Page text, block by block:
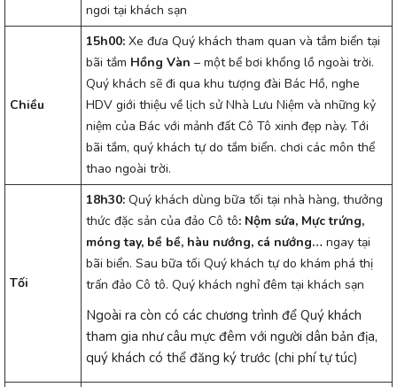
ngơi tại khách sạn
Chiều
15h00: Xe đưa Quý khách tham quan và tắm biển tại
bãi tắm Hồng Vàn – một bể bơi khổng lồ ngoài trời.
Quý khách sẽ đi qua khu tượng đài Bác Hồ, nghe
HDV giới thiệu về lịch sử Nhà Lưu Niệm và những kỷ
niệm của Bác với mảnh đất Cô Tô xinh đẹp này. Tới
bãi tắm, quý khách tự do tắm biển. chơi các môn thể
thao ngoài trời.
Tối
18h30: Quý khách dùng bữa tối tại nhà hàng, thưởng
thức đặc sản của đảo Cô tô: Nộm sứa, Mực trứng,
móng tay, bề bề, hàu nướng, cá nướng… ngay tại
bãi biển. Sau bữa tối Quý khách tự do khám phá thị
trấn đảo Cô tô. Quý khách nghỉ đêm tại khách sạn
Ngoài ra còn có các chương trình để Quý khách
tham gia như câu mực đêm với người dân bản địa,
quý khách có thể đăng ký trước (chi phí tự túc)